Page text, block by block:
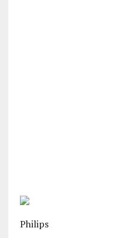
Philips